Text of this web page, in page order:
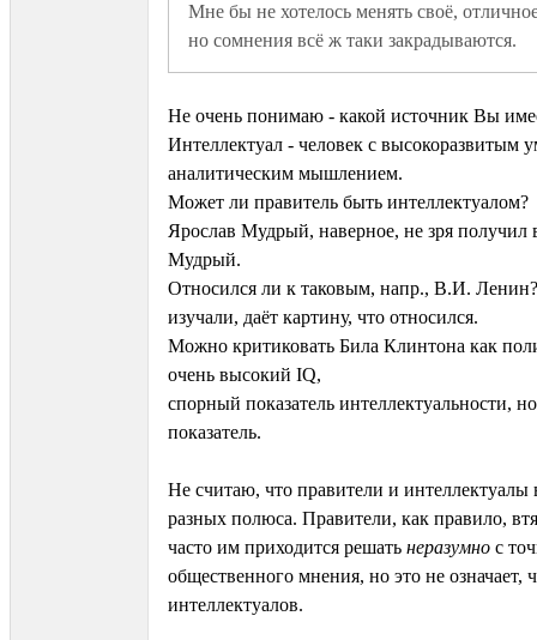
Мне бы не хотелось менять своё,
но сомнения всё ж таки закрадываются.
Не очень понимаю - какой источник Вы
Интеллектуал - человек с высокоразвитым
аналитическим мышлением.
Может ли правитель быть интеллектуалом?
Ярослав Мудрый, наверное, не зря получил
Мудрый.
Относился ли к таковым, напр., В.И.
изучали, даёт картину, что относился.
Можно критиковать Била Клинтона как
очень высокий IQ,
спорный показатель интеллектуальности,
показатель.
Не считаю, что правители и интеллектуалы
разных полюса. Правители, как правило,
часто им приходится решать неразумно с
общественного мнения, но это не означает,
интеллектуалов.